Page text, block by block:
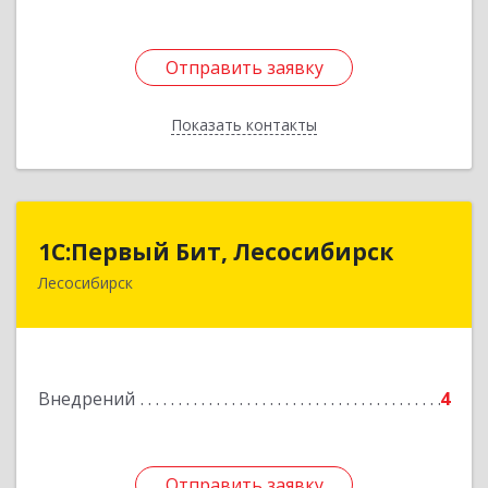
Отправить заявку
Показать контакты
Отправить заявку
Назад
1С:Первый Бит, Лесосибирск
Лесосибирск
Внедрений 4
1С:Первый Бит, Лесосибирск
662544, Красноярский край, Лесосибирск г,